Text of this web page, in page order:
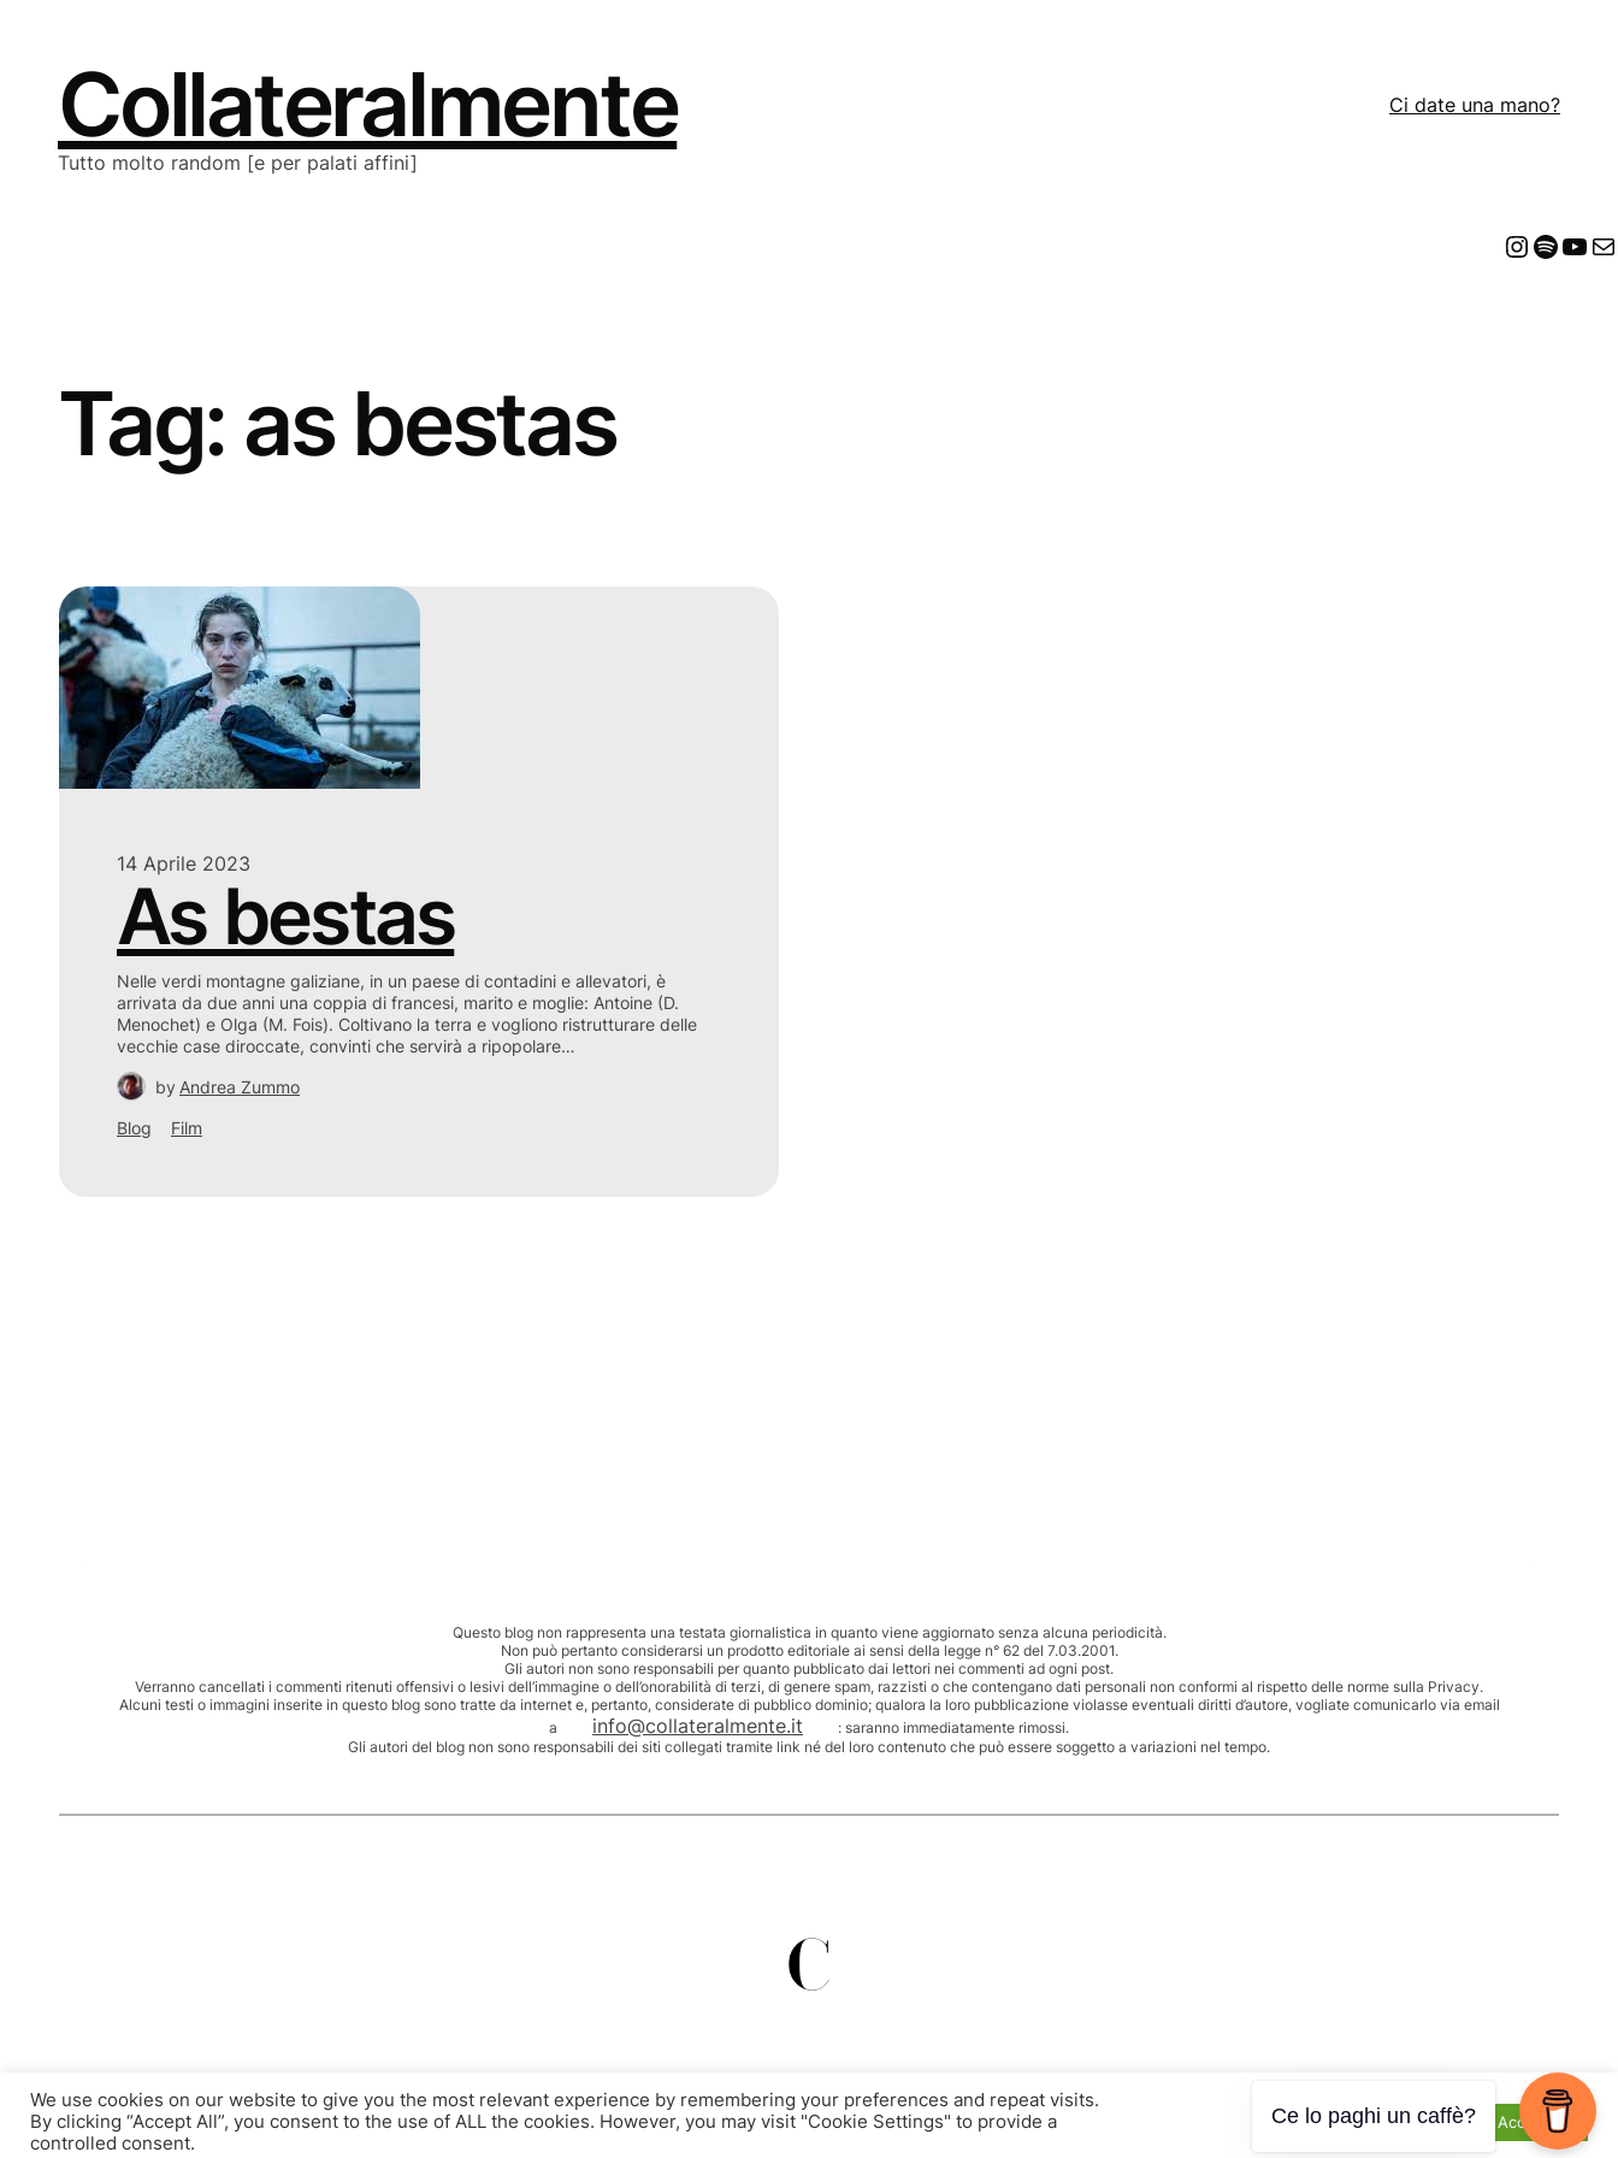
Collateralmente Ci date una mano?
Tutto molto random [e per palati affini]
Tag: as bestas
14 Aprile 2023
As bestas
Nelle verdi montagne galiziane, in un paese di contadini e allevatori, è
arrivata da due anni una coppia di francesi, marito e moglie: Antoine (D.
Menochet) e Olga (M. Fois). Coltivano la terra e vogliono ristrutturare delle
vecchie case diroccate, convinti che servirà a ripopolare…
by Andrea Zummo
Blog
Film
Questo blog non rappresenta una testata giornalistica in quanto viene aggiornato senza alcuna periodicità.
Non può pertanto considerarsi un prodotto editoriale ai sensi della legge n° 62 del 7.03.2001.
Gli autori non sono responsabili per quanto pubblicato dai lettori nei commenti ad ogni post.
Verranno cancellati i commenti ritenuti offensivi o lesivi dell’immagine o dell’onorabilità di terzi, di genere spam, razzisti o che contengano dati personali non conformi al rispetto delle norme sulla Privacy.
Alcuni testi o immagini inserite in questo blog sono tratte da internet e, pertanto, considerate di pubblico dominio; qualora la loro pubblicazione violasse eventuali diritti d’autore, vogliate comunicarlo via email
a
info@collateralmente.it
: saranno immediatamente rimossi.
Gli autori del blog non sono responsabili dei siti collegati tramite link né del loro contenuto che può essere soggetto a variazioni nel tempo.
We use cookies on our website to give you the most relevant experience by remembering your preferences and repeat visits.
By clicking “Accept All”, you consent to the use of ALL the cookies. However, you may visit "Cookie Settings" to provide a
controlled consent.
Cookie Settings Accept All
Ce lo paghi un caffè?